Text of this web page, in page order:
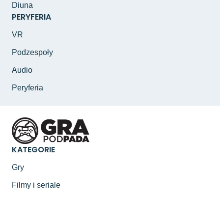
Diuna
PERYFERIA
VR
Podzespoły
Audio
Peryferia
KATEGORIE
Gry
Filmy i seriale